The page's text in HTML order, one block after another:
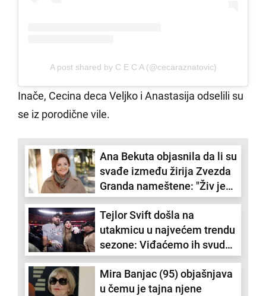
A post shared by C E C A (@cecaraznatovic)
Inače, Cecina deca Veljko i Anastasija odselili su
se iz porodične vile.
Ana Bekuta objasnila da li su
svađe između žirija Zvezda
Granda nameštene: "Živ je
program"
Tejlor Svift došla na
utakmicu u najvećem trendu
sezone: Viđaćemo ih svuda
ovog proleća (FOTO)
Mira Banjac (95) objašnjava
u čemu je tajna njene